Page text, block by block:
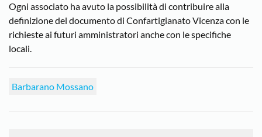
Ogni associato ha avuto la possibilità di contribuire alla
definizione del documento di Confartigianato Vicenza con le
richieste ai futuri amministratori anche con le specifiche
locali.
Barbarano Mossano